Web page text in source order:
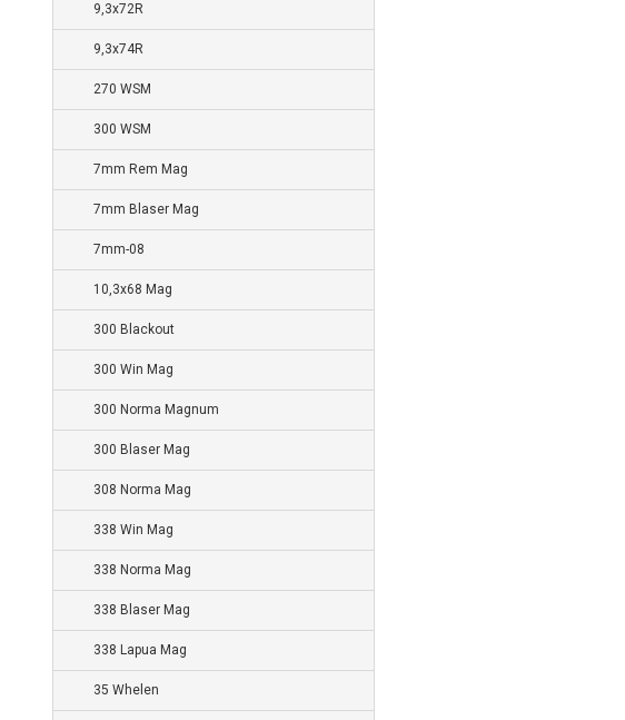
9,3x72R
9,3x74R
270 WSM
300 WSM
7mm Rem Mag
7mm Blaser Mag
7mm-08
10,3x68 Mag
300 Blackout
300 Win Mag
300 Norma Magnum
300 Blaser Mag
308 Norma Mag
338 Win Mag
338 Norma Mag
338 Blaser Mag
338 Lapua Mag
35 Whelen